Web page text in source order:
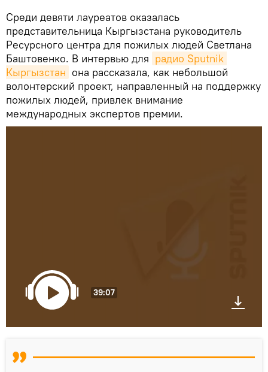
Среди девяти лауреатов оказалась
представительница Кыргызстана руководитель
Ресурсного центра для пожилых людей Светлана
Баштовенко. В интервью для радио Sputnik
Кыргызстан она рассказала, как небольшой
волонтерский проект, направленный на поддержку
пожилых людей, привлек внимание
международных экспертов премии.
39:07